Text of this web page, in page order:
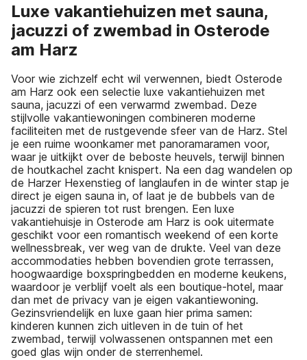
Luxe vakantiehuizen met sauna,
jacuzzi of zwembad in Osterode
am Harz
Voor wie zichzelf echt wil verwennen, biedt Osterode
am Harz ook een selectie luxe vakantiehuizen met
sauna, jacuzzi of een verwarmd zwembad. Deze
stijlvolle vakantiewoningen combineren moderne
faciliteiten met de rustgevende sfeer van de Harz. Stel
je een ruime woonkamer met panoramaramen voor,
waar je uitkijkt over de beboste heuvels, terwijl binnen
de houtkachel zacht knispert. Na een dag wandelen op
de Harzer Hexenstieg of langlaufen in de winter stap je
direct je eigen sauna in, of laat je de bubbels van de
jacuzzi de spieren tot rust brengen. Een luxe
vakantiehuisje in Osterode am Harz is ook uitermate
geschikt voor een romantisch weekend of een korte
wellnessbreak, ver weg van de drukte. Veel van deze
accommodaties hebben bovendien grote terrassen,
hoogwaardige boxspringbedden en moderne keukens,
waardoor je verblijf voelt als een boutique-hotel, maar
dan met de privacy van je eigen vakantiewoning.
Gezinsvriendelijk en luxe gaan hier prima samen:
kinderen kunnen zich uitleven in de tuin of het
zwembad, terwijl volwassenen ontspannen met een
goed glas wijn onder de sterrenhemel.